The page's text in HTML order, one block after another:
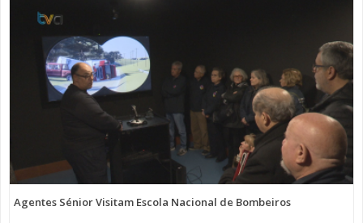
Agentes Sénior Visitam Escola Nacional de Bombeiros